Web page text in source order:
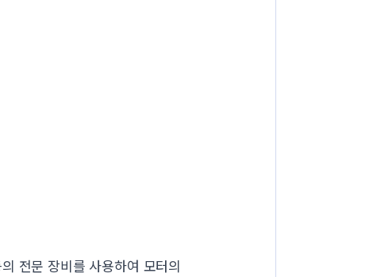
전문 장비를 사용하여 모터의